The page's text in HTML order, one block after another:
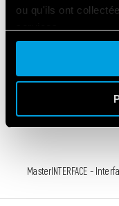
ou qu'ils ont
MasterINTERFACE -